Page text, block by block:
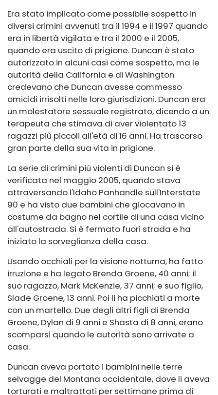
Era stato implicato come possibile sospetto in
diversi crimini avvenuti tra il 1994 e il 1997 quando
era in libertà vigilata e tra il 2000 e il 2005,
quando era uscito di prigione. Duncan è stato
autorizzato in alcuni casi come sospetto, ma le
autorità della California e di Washington
credevano che Duncan avesse commesso
omicidi irrisolti nelle loro giurisdizioni. Duncan era
un molestatore sessuale registrato, dicendo a un
terapeuta che stimava di aver violentato 13
ragazzi più piccoli all'età di 16 anni. Ha trascorso
gran parte della sua vita in prigione.
La serie di crimini più violenti di Duncan si è
verificata nel maggio 2005, quando stava
attraversando l'Idaho Panhandle sull'Interstate
90 e ha visto due bambini che giocavano in
costume da bagno nel cortile di una casa vicino
all'autostrada. Si è fermato fuori strada e ha
iniziato la sorveglianza della casa.
Usando occhiali per la visione notturna, ha fatto
irruzione e ha legato Brenda Groene, 40 anni; il
suo ragazzo, Mark McKenzie, 37 anni; e suo figlio,
Slade Groene, 13 anni. Poi li ha picchiati a morte
con un martello. Due degli altri figli di Brenda
Groene, Dylan di 9 anni e Shasta di 8 anni, erano
scomparsi quando le autorità sono arrivate a
casa.
Duncan aveva portato i bambini nelle terre
selvagge del Montana occidentale, dove li aveva
torturati e maltrattati per settimane prima di